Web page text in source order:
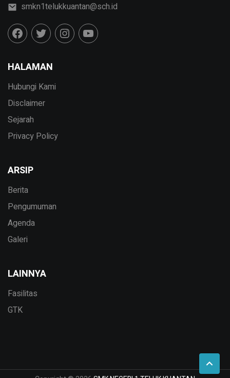
smkn1telukkuantan@sch.id
HALAMAN
Hubungi Kami
Disclaimer
Sejarah
Privacy Policy
ARSIP
Berita
Pengumuman
Agenda
Galeri
LAINNYA
Fasilitas
GTK